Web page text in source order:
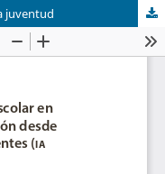
juventud